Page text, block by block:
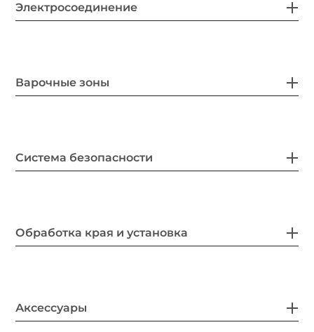
Электросоединение
Варочные зоны
Система безопасности
Обработка края и установка
Аксессуары